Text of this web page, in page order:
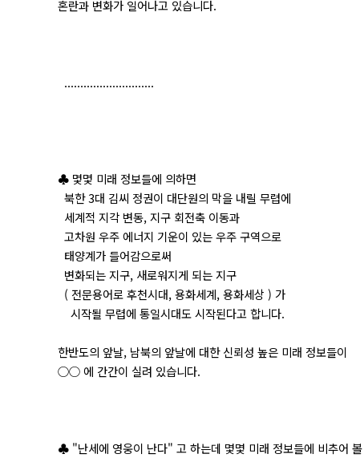
혼란과 변화가 일어나고 있습니다.
............................
♣ 몇몇 미래 정보들에 의하면
북한 3대 김씨 정권이 대단원의 막을 내릴 무렵에
세계적 지각 변동, 지구 회전축 이동과
고차원 우주 에너지 기운이 있는 우주 구역으로
태양계가 들어감으로써
변화되는 지구, 새로워지게 되는 지구
( 전문용어로 후천시대, 용화세계, 용화세상 ) 가
시작될 무렵에 통일시대도 시작된다고 합니다.
한반도의 앞날, 남북의 앞날에 대한 신뢰성 높은 미래 정보들이
○○ 에 간간이 실려 있습니다.
♣ "난세에 영웅이 난다" 고 하는데 몇몇 미래 정보들에 비추어